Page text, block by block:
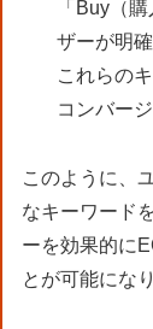
「Buy（
ザーが明
これらの
コンバー
このように、
なキーワード
ーを効果的に
とが可能にな